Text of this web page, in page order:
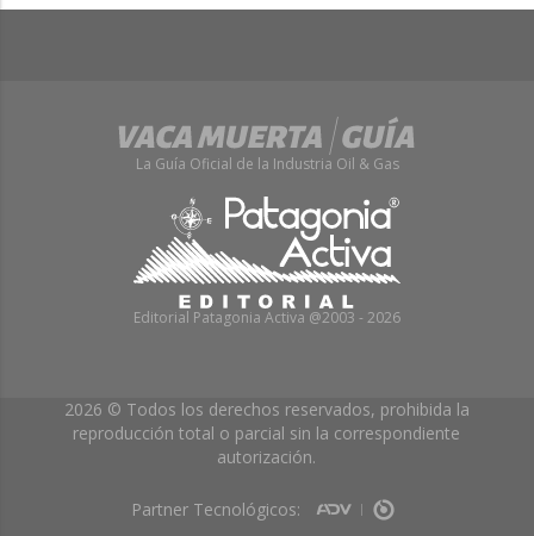
La Guía Oficial de la Industria Oil & Gas
Editorial Patagonia Activa @2003 - 2026
2026 © Todos los derechos reservados, prohibida la
reproducción total o parcial sin la correspondiente
autorización.
Partner Tecnológicos: